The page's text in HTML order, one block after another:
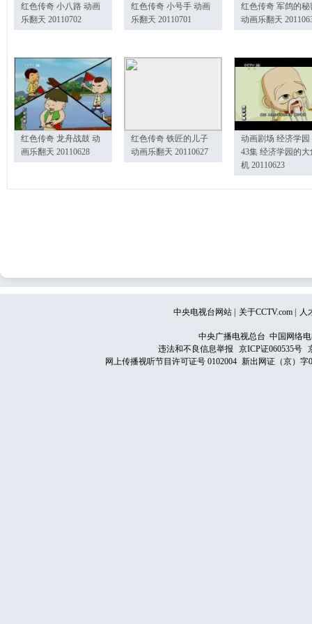
红色传奇 小八路 动画
乐翻天 20110702
红色传奇 小号手 动画
乐翻天 20110701
红色传奇 军鸽的秘
动画乐翻天
红色传奇 龙舟战鼓 动
画乐翻天 20110628
红色传奇 铁匠的儿子
动画乐翻天 20110627
动画剧场 经济学园
43集 经济学园的大
机 20110623
中央电视台网站 关于CCTV.com 人
中央广播电视总台 中国网络
违法和不良信息举报
京ICP证060535号
网上传播视听节目许可证号 0102004 新出网证（京）